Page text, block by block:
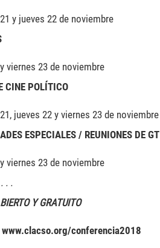
y jueves 22 de noviembre
viernes 23 de noviembre
CINE POLÍTICO
jueves 22 y viernes 23 de noviembre
ESPECIALES / REUNIONES DE GT
viernes 23 de noviembre
. .
Y GRATUITO
www.clacso.org/conferencia2018